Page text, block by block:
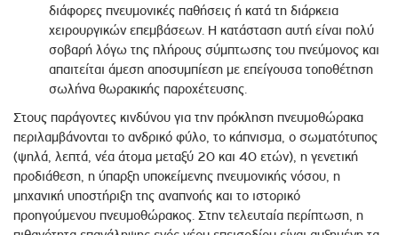
διάφορες πνευμονικές παθήσεις ή κατά τη διάρκεια
χειρουργικών επεμβάσεων. Η κατάσταση αυτή είναι πολύ
σοβαρή λόγω της πλήρους σύμπτωσης του πνεύμονος και
απαιτείται άμεση αποσυμπίεση με επείγουσα τοποθέτηση
σωλήνα θωρακικής παροχέτευσης.
Στους παράγοντες κινδύνου για την πρόκληση πνευμοθώρακα
περιλαμβάνονται το ανδρικό φύλο, το κάπνισμα, ο σωματότυπος
(ψηλά, λεπτά, νέα άτομα μεταξύ 20 και 40 ετών), η γενετική
προδιάθεση, η ύπαρξη υποκείμενης πνευμονικής νόσου, η
μηχανική υποστήριξη της αναπνοής και το ιστορικό
προηγούμενου πνευμοθώρακος. Στην τελευταία περίπτωση, η